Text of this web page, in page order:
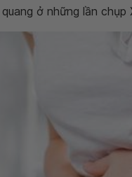
ở những lần chụp